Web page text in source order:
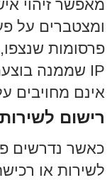
מאפשר זיהוי
ומצטברים על
פרסומות
IP שממנה בוצעה גישה לאתר.
אינם מחויבים
רישום
כאשר נדרשים
לשירות או